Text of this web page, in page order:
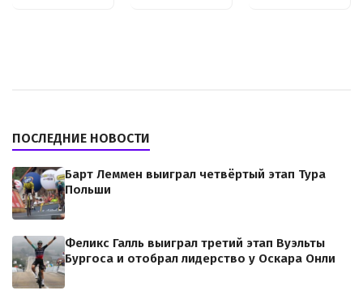
ПОСЛЕДНИЕ НОВОСТИ
Барт Леммен выиграл четвёртый этап Тура
Польши
Феликс Галль выиграл третий этап Вуэльты
Бургоса и отобрал лидерство у Оскара Онли